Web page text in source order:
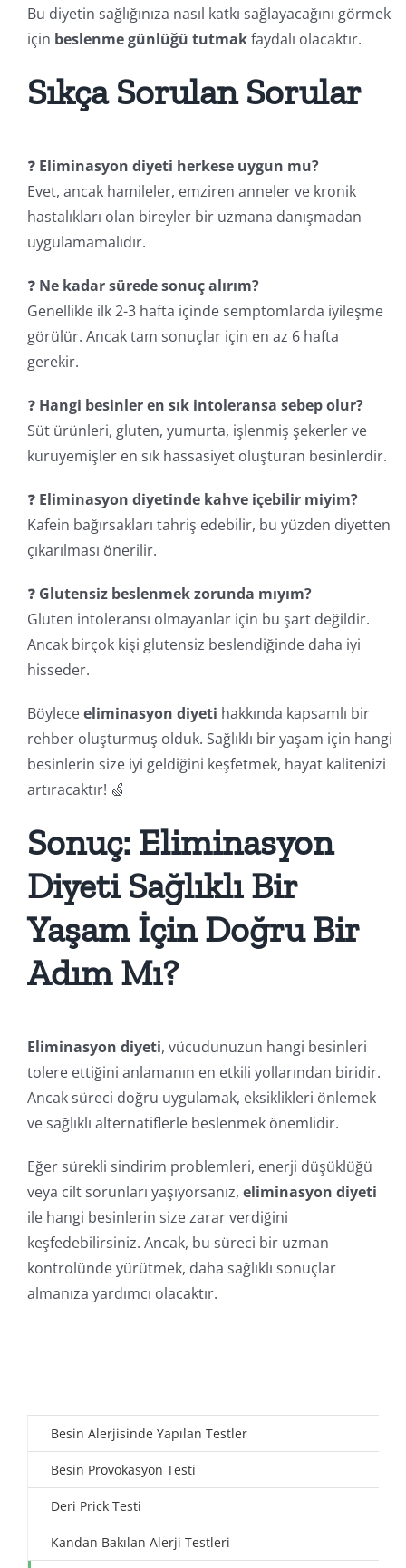
Bu diyetin sağlığınıza nasıl katkı sağlayacağını görmek
için beslenme günlüğü tutmakfaydalı olacaktır.
Sıkça Sorulan Sorular
❓ Eliminasyon diyeti herkese uygun mu?
Evet, ancak hamileler, emziren anneler ve kronik
hastalıkları olan bireyler bir uzmana danışmadan
uygulamamalıdır.
❓ Ne kadar sürede sonuç alırım?
Genellikle ilk 2-3 hafta içinde semptomlarda iyileşme
görülür. Ancak tam sonuçlar için en az 6 hafta
gerekir.
❓ Hangi besinler en sık intoleransa sebep olur?
Süt ürünleri, gluten, yumurta, işlenmiş şekerler ve
kuruyemişler en sık hassasiyet oluşturan besinlerdir.
❓ Eliminasyon diyetinde kahve içebilir miyim?
Kafein bağırsakları tahriş edebilir, bu yüzden diyetten
çıkarılması önerilir.
❓ Glutensiz beslenmek zorunda mıyım?
Gluten intoleransı olmayanlar için bu şart değildir.
Ancak birçok kişi glutensiz beslendiğinde daha iyi
hisseder.
Böyleceeliminasyon diyeti hakkında kapsamlı bir
rehber oluşturmuş olduk. Sağlıklı bir yaşam için hangi
besinlerin size iyi geldiğini keşfetmek, hayat kalitenizi
artıracaktır! 🍏
Sonuç: Eliminasyon
Diyeti Sağlıklı Bir
Yaşam İçin Doğru Bir
Adım Mı?
Eliminasyon diyeti, vücudunuzun hangi besinleri
tolere ettiğini anlamanın en etkili yollarından biridir.
Ancak süreci doğru uygulamak, eksiklikleri önlemek
ve sağlıklı alternatiflerle beslenmek önemlidir.
Eğer sürekli sindirim problemleri, enerji düşüklüğü
veya cilt sorunları yaşıyorsanız, eliminasyon diyeti
ile hangi besinlerin size zarar verdiğini
keşfedebilirsiniz. Ancak, bu süreci bir uzman
kontrolünde yürütmek, daha sağlıklı sonuçlar
almanıza yardımcı olacaktır.
Besin Alerjisinde Yapılan Testler
Besin Provokasyon Testi
Deri Prick Testi
Kandan Bakılan Alerji Testleri